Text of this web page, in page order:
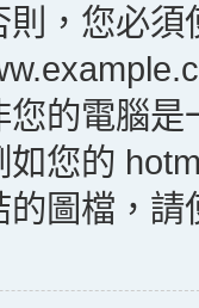
則，您必
的電腦
您的
圖檔，